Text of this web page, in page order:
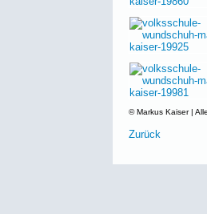
© Markus Kaiser |
Zurück